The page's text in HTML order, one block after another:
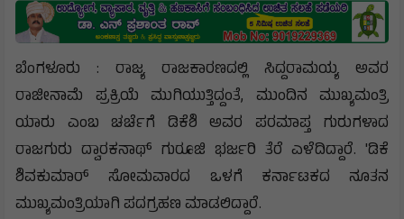
ಬೆಂಗಳೂರು : ರಾಜ್ಯ ರಾಜಕಾರಣದಲ್ಲಿ ಸಿದ್ದರಾಮಯ್ಯ ಅವರ
ರಾಜೀನಾಮೆ ಪ್ರಕ್ರಿಯೆ ಮುಗಿಯುತ್ತಿದ್ದಂತೆ, ಮುಂದಿನ ಮುಖ್ಯಮಂತ್ರಿ
ಯಾರು ಎಂಬ ಚರ್ಚೆಗೆ ಡಿಕೆಶಿ ಅವರ ಪರಮಾಪ್ತ ಗುರುಗಳಾದ
ರಾಜಗುರು ದ್ವಾರಕನಾಥ್ ಗುರೂಜಿ ಭರ್ಜರಿ ತೆರೆ ಎಳೆದಿದ್ದಾರೆ. 'ಡಿಕೆ
ಶಿವಕುಮಾರ್ ಸೋಮವಾರದ ಒಳಗೆ ಕರ್ನಾಟಕದ ನೂತನ
ಮುಖ್ಯಮಂತ್ರಿಯಾಗಿ ಪದಗ್ರಹಣ ಮಾಡಲಿದ್ದಾರೆ.